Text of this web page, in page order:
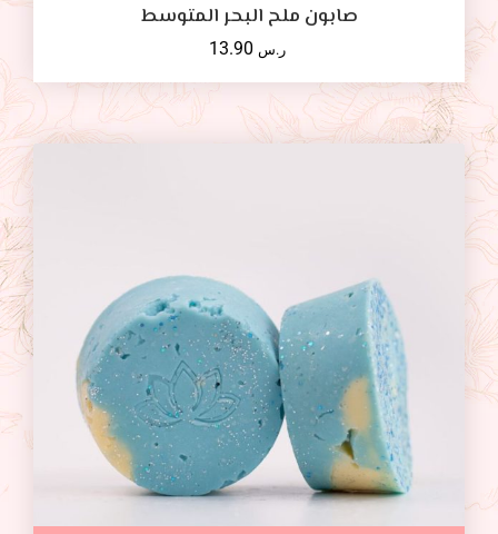
صابون ملح البحر المتوسط
ر.س